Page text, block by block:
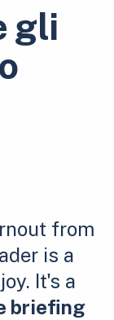
gli
from
is a
It's a
briefing